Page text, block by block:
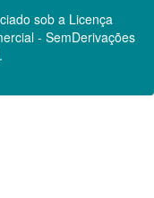
sob a Licença
- SemDerivações